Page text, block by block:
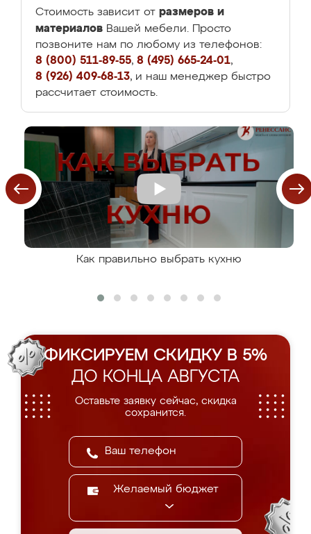
Стоимость зависит от размеров и
материалов Вашей мебели. Просто
позвоните нам по любому из телефонов:
8 (800) 511-89-55, 8 (495) 665-24-01,
8 (926) 409-68-13, и наш менеджер быстро
рассчитает стоимость.
Как правильно выбрать кухню
ФИКСИРУЕМ СКИДКУ В 5%
ДО КОНЦА АВГУСТА
Оставьте заявку сейчас, скидка
сохранится.
Желаемый бюджет